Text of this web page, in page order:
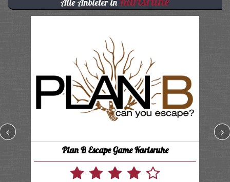
Alle Anbieter in
Plan B Escape Game Karlsruhe